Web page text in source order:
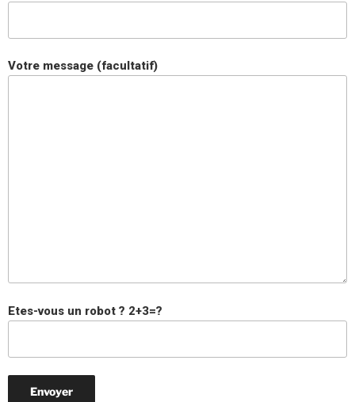
Votre message (facultatif)
Etes-vous un robot ? 2+3=?